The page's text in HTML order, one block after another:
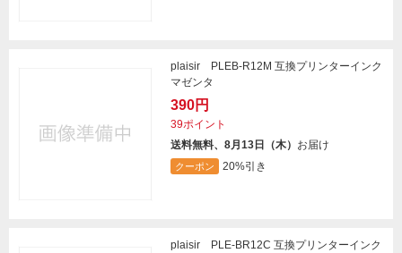
plaisir PLEB-R12M 互換プリンターインク
マゼンタ
390円
39ポイント
送料無料、8月13日（木） お届け
クーポン 20%引き
plaisir PLE-BR12C 互換プリンターインク